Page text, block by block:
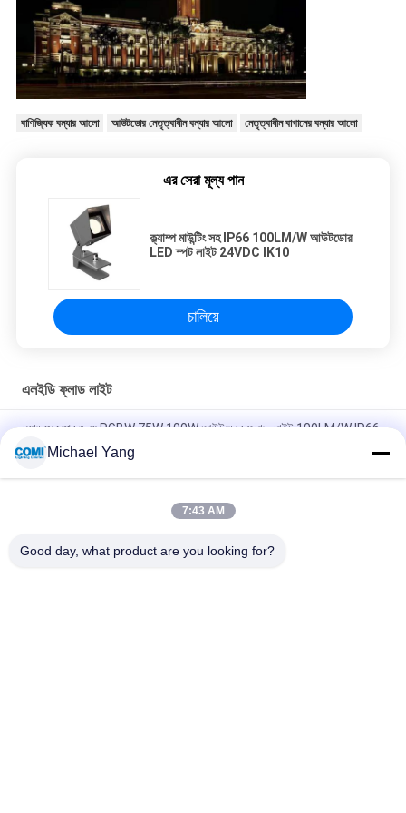
বাণিজ্যিক বন্যার আলো আউটডোর নেতৃত্বাধীন বন্যার আলো নেতৃত্বাধীন বাগানের বন্যার আলো
এর সেরা মূল্য পান
ক্ল্যাম্প মাউন্টিং সহ IP66 100LM/W আউটডোর
LED স্পট লাইট 24VDC IK10
চালিয়ে
এলইডি ফ্লাড লাইট
ল্যান্ডস্কেপের জন্য RGBW 75W 100W আউটডোর ফ্লাড লাইট 100LM/W IP66
4000LM
U আকৃতির বন্ধনী সহ উচ্চ আলোকিত উচ্চ তীব্রতা LED ফ্লাড লাইট 120W
ল্যান্ডস্কেপ আলোর জন্য RGBW DMX512 LED গার্ডেন স্পটলাইট RDM 20W
Michael Yang
7:43 AM
Good day, what product are you looking for?